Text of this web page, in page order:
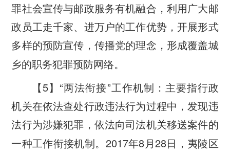
罪社会宣传与邮政服务有机融合，利用广大邮
政员工走千家、进万户的工作优势，开展形式
多样的预防宣传，传播党的理念，形成覆盖城
乡的职务犯罪预防网络。
【5】 “两法衔接”工作机制：主要指行政
机关在依法查处行政违法行为过程中，发现违
法行为涉嫌犯罪，依法向司法机关移送案件的
一种工作衔接机制。 2017年8 月28日，夷陵区